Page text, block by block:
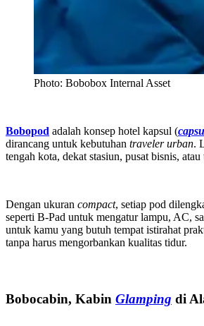
Photo: Bobobox Internal Asset
Bobopod adalah konsep hotel kapsul (
dirancang untuk kebutuhan traveler urban.
tengah kota, dekat stasiun, pusat bisnis, atau
Dengan ukuran compact, setiap pod
seperti B-Pad untuk mengatur lampu, AC,
untuk kamu yang butuh tempat istirahat
tanpa harus mengorbankan kualitas tidur.
Bobocabin, Kabin Glamping di